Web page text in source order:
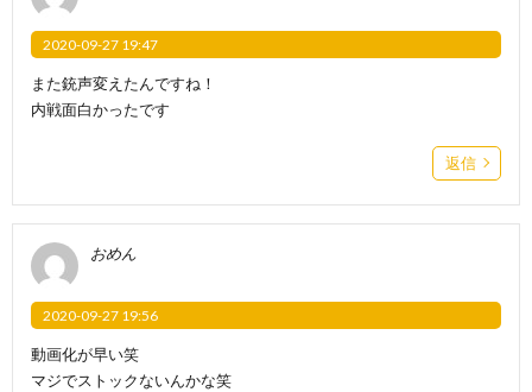
2020-09-27 19:47
また銃声変えたんですね！
内戦面白かったです
返信
おめん
2020-09-27 19:56
動画化が早い笑
マジでストックないんかな笑